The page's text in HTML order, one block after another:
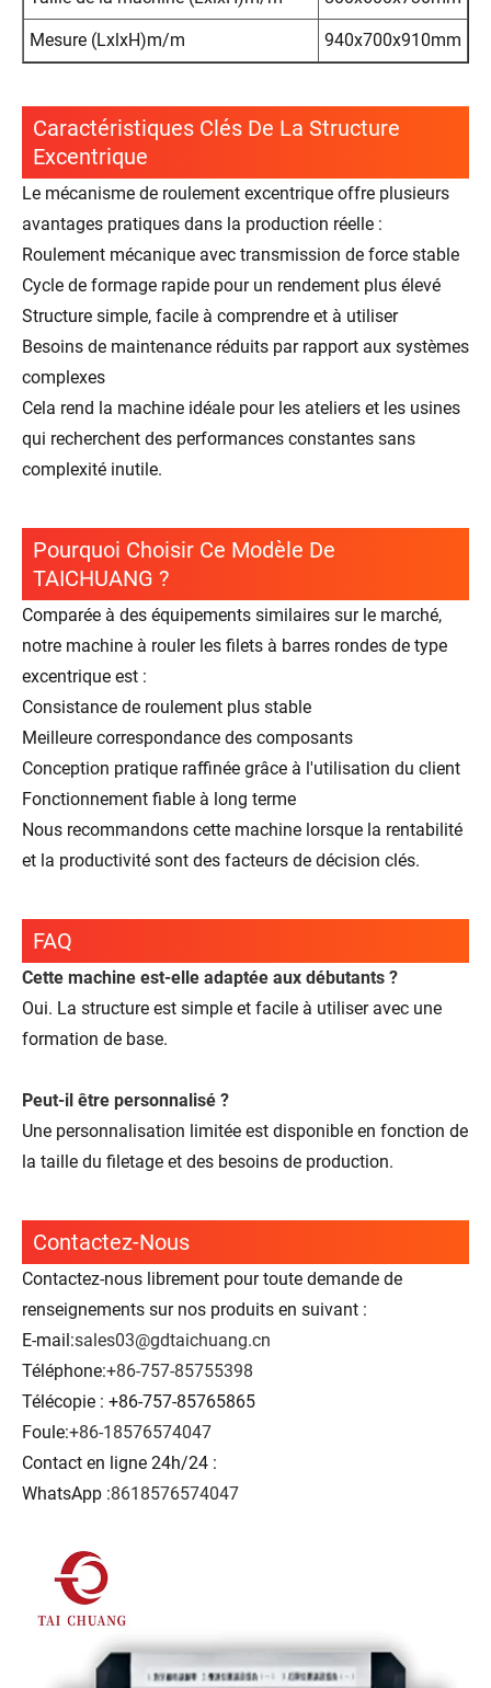
Mesure (LxlxH)m/m 940x700x910mm
Caractéristiques Clés De La Structure
Excentrique
Le mécanisme de roulement excentrique offre plusieurs
avantages pratiques dans la production réelle :
Roulement mécanique avec transmission de force stable
Cycle de formage rapide pour un rendement plus élevé
Structure simple, facile à comprendre et à utiliser
Besoins de maintenance réduits par rapport aux systèmes
complexes
Cela rend la machine idéale pour les ateliers et les usines
qui recherchent des performances constantes sans
complexité inutile.
Pourquoi Choisir Ce Modèle De
TAICHUANG ?
Comparée à des équipements similaires sur le marché,
notre machine à rouler les filets à barres rondes de type
excentrique est :
Consistance de roulement plus stable
Meilleure correspondance des composants
Conception pratique raffinée grâce à l'utilisation du client
Fonctionnement fiable à long terme
Nous recommandons cette machine lorsque la rentabilité
et la productivité sont des facteurs de décision clés.
FAQ
Cette machine est-elle adaptée aux débutants ?
Oui. La structure est simple et facile à utiliser avec une
formation de base.
Peut-il être personnalisé ?
Une personnalisation limitée est disponible en fonction de
la taille du filetage et des besoins de production.
Contactez-Nous
Contactez-nous librement pour toute demande de
renseignements sur nos produits en suivant :
E-mail:sales03@gdtaichuang.cn
Téléphone:+86-757-85755398
Télécopie : +86-757-85765865
Foule:+86-18576574047
Contact en ligne 24h/24 :
WhatsApp :8618576574047